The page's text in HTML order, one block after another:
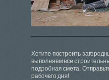
Хотите построить
выполняем все
подробная смета.
рабочего дня!